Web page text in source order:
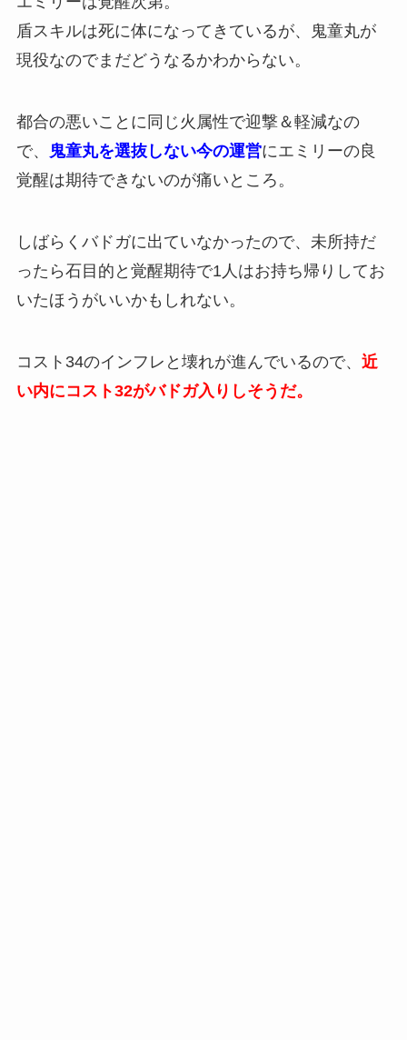
盾スキルは死に体になってきているが、鬼童丸が
現役なのでまだどうなるかわからない。
都合の悪いことに同じ火属性で迎撃＆軽減なの
で、
鬼童丸を選抜しない今の運営にエミリーの良
覚醒は期待できないのが痛いところ。
しばらくバドガに出ていなかったので、未所持だ
ったら石目的と覚醒期待で1人はお持ち帰りしてお
いたほうがいいかもしれない。
コスト34のインフレと壊れが進んでいるので、 近
い内にコスト32がバドガ入りしそうだ。